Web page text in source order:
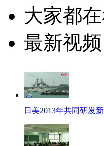
大家都
最新视频
日美2013年共同研发